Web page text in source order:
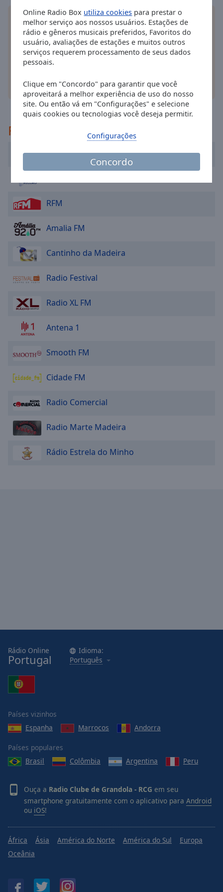
Online Radio Box utiliza cookies para prestar o
melhor serviço aos nossos usuários. Estações de
rádio e gêneros musicais preferidos, Favoritos do
usuário, avaliações de estações e muitos outros
serviços requerem processamento de seus dados
pessoais.
Clique em "Concordo" para garantir que você
aproveitará a melhor experiência de uso do nosso
site. Ou então vá em "Configurações" e selecione
quais cookies ou tecnologias você deseja permitir.
Concordo
Configurações
window.
Opacity
Text
Opacity
Area
Background
Color
Opacity
Font
Edge
Family
Instale oaplicativoOnline Radio Box gratuito para
o seu smartphone e ouça as suas estações de
rádio favoritas online - onde quer que você esteja!
outras opções
Recomendado
Kiss Fm 101.2
RFM
Amalia FM
Cantinho da Madeira
Radio Festival
Radio XL FM
Antena 1
Smooth FM
Cidade FM
Radio Comercial
Radio Marte Madeira
Rádio Estrela do Minho
Rádio Online
Portugal
Idioma:
Português
Países vizinhos
Espanha
Marrocos Andorra
Países populares
Brasil
Colômbia Argentina Peru
Ouça a Radio Clube de Grandola - RCG em seu
smartphone gratuitamente com o aplicativo para Android
ou iOS!
África Ásia América do Norte América do Sul
Europa
Oceânia